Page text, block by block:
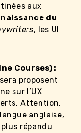
aux
du
, les UI
Courses) :
proposent
sur l’UX
Attention,
anglaise,
répandu